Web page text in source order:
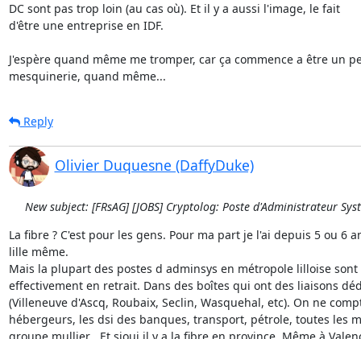
DC sont pas trop loin (au cas où). Et il y a aussi l'image, le fait
d'être une entreprise en IDF.
J'espère quand même me tromper, car ça commence a être un
mesquinerie, quand même...
Reply
Olivier Duquesne (DaffyDuke)
New subject: [FRsAG] [JOBS] Cryptolog: Poste d'Administrateur
La fibre ? C'est pour les gens. Pour ma part je l'ai depuis 5 ou 6
lille même.
Mais la plupart des postes d adminsys en métropole lilloise sont
effectivement en retrait. Dans des boîtes qui ont des liaisons
(Villeneuve d'Ascq, Roubaix, Seclin, Wasquehal, etc). On ne
hébergeurs, les dsi des banques, transport, pétrole, toutes les